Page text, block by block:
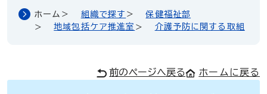
ホーム 組織で探す
保健福祉部
地域包括ケア推進室
介護予防に関する取組
前のページへ戻る ホームに戻る